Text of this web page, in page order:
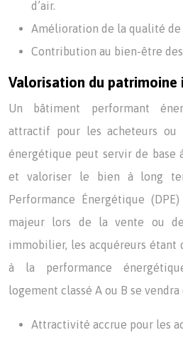
d’air.
Amélioration de la qualité de
Contribution au bien-être
Valorisation du patrimoine
Un bâtiment performant
attractif pour les acheteurs ou
énergétique peut servir de base
et valoriser le bien à long
Performance Énergétique
majeur lors de la vente ou
immobilier, les acquéreurs étant
à la performance
logement classé A ou B se
Attractivité accrue pour les